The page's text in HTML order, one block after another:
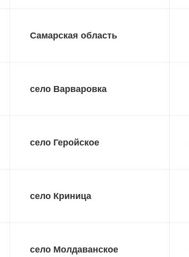
Самарская область
село Варваровка
село Геройское
село Криница
село Молдаванское